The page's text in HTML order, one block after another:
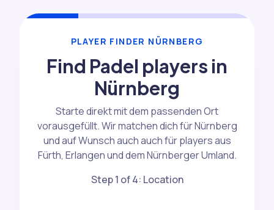
PLAYER FINDER NÜRNBERG
Find Padel players in
Nürnberg
Starte direkt mit dem passenden Ort
vorausgefüllt. Wir matchen dich für Nürnberg
und auf Wunsch auch auch für players aus
Fürth, Erlangen und dem Nürnberger Umland.
Step 1 of 4: Location